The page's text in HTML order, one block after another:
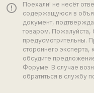
error_outline
Поехали! не несёт
содержащуюся в
документ,
товаром. Пожалуйста,
предусмотрительны.
стороннего эксперта,
обсудите
Форуме. В случае
обратиться в службу